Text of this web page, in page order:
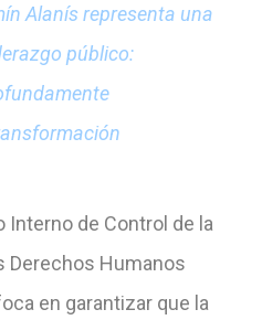
Alanís representa una
público:
Interno de Control de la
Derechos Humanos
en garantizar que la